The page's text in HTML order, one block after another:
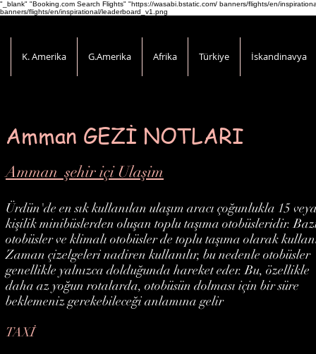
"_blank" "Booking.com Search Flights" "https://wasabi.bstatic.com/ banners/flights/en/
banners/flights/en/inspirational/leaderboard_v1.png
K. Amerika G.Amerika Afrika Türkiye İskandinavya
Amman GEZİ NOTLARI
Amman şehir içi Ulaşim
Ürdün'de en sık kullanılan ulaşım aracı çoğunlukla 15
kişilik minibüslerden oluşan toplu taşıma otobüsleridir.
otobüsler ve klimalı otobüsler de toplu taşıma olarak
Zaman çizelgeleri nadiren kullanılır, bu nedenle otobüsler
genellikle yalnızca dolduğunda hareket eder. Bu, özellikle
daha az yoğun rotalarda, otobüsün dolması için bir süre
beklemeniz gerekebileceği anlamına gelir
TAXİ